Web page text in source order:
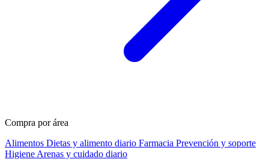
Compra por área
Alimentos Dietas y alimento diario Farmacia Prevención y soporte
Higiene Arenas y cuidado diario